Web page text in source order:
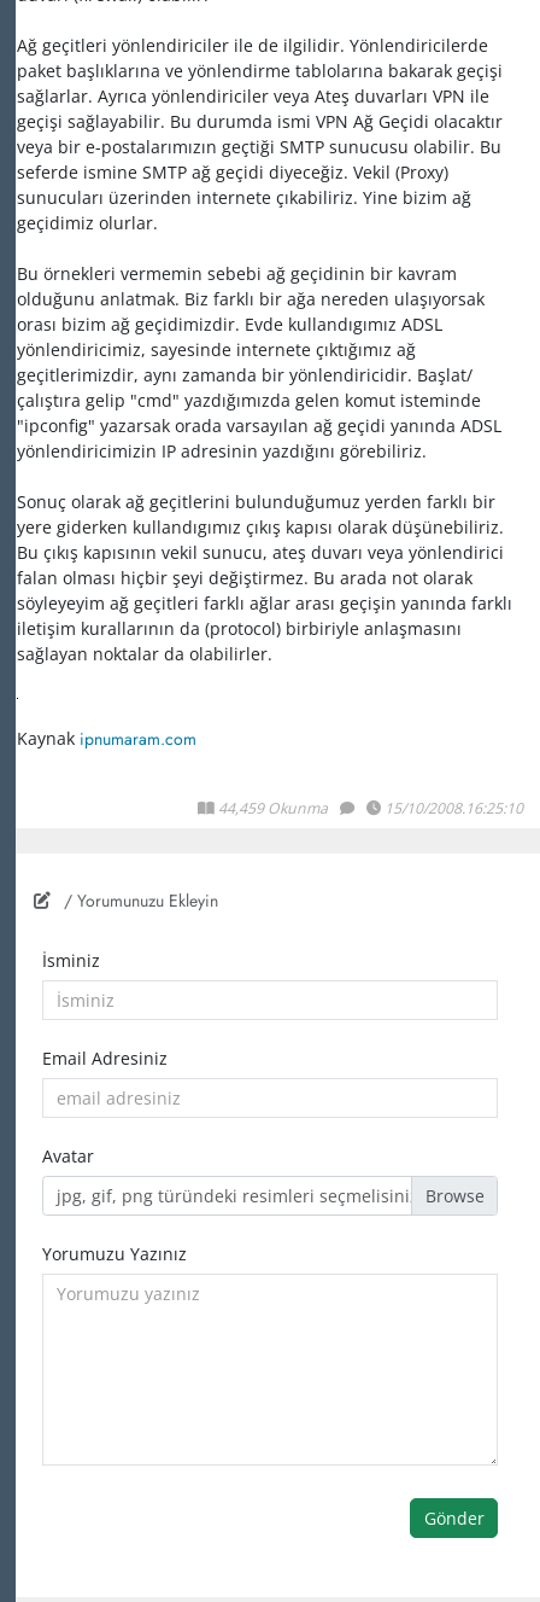
Ağ geçitleri yönlendiriciler ile de ilgilidir. Yönlendiricilerde
paket başlıklarına ve yönlendirme tablolarına bakarak geçişi
sağlarlar. Ayrıca yönlendiriciler veya Ateş duvarları VPN ile
geçişi sağlayabilir. Bu durumda ismi VPN Ağ Geçidi olacaktır
veya bir e-postalarımızın geçtiği SMTP sunucusu olabilir. Bu
seferde ismine SMTP ağ geçidi diyeceğiz. Vekil (Proxy)
sunucuları üzerinden internete çıkabiliriz. Yine bizim ağ
geçidimiz olurlar.
Bu örnekleri vermemin sebebi ağ geçidinin bir kavram
olduğunu anlatmak. Biz farklı bir ağa nereden ulaşıyorsak
orası bizim ağ geçidimizdir. Evde kullandıgımız ADSL
yönlendiricimiz, sayesinde internete çıktığımız ağ
geçitlerimizdir, aynı zamanda bir yönlendiricidir. Başlat/
çalıştıra gelip "cmd" yazdığımızda gelen komut isteminde
"ipconfig" yazarsak orada varsayılan ağ geçidi yanında ADSL
yönlendiricimizin IP adresinin yazdığını görebiliriz.
Sonuç olarak ağ geçitlerini bulunduğumuz yerden farklı bir
yere giderken kullandıgımız çıkış kapısı olarak düşünebiliriz.
Bu çıkış kapısının vekil sunucu, ateş duvarı veya yönlendirici
falan olması hiçbir şeyi değiştirmez. Bu arada not olarak
söyleyeyim ağ geçitleri farklı ağlar arası geçişin yanında farklı
iletişim kurallarının da (protocol) birbiriyle anlaşmasını
sağlayan noktalar da olabilirler.
Kaynak ipnumaram.com
44,459 Okunma 15/10/2008.16:25:10
/ Yorumunuzu Ekleyin
İsminiz
Email Adresiniz
Avatar
jpg, gif, png türündeki resimleri seçmelisiniz
Yorumuzu Yazınız
Gönder